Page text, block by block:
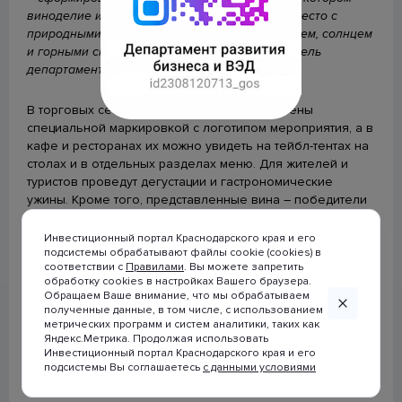
виноделие и гастрономия занимают равное место с
природными достопримечательностями – морем, солнцем
и горными склонами, – подчеркнул руководитель
департамента Роман Куринный.
В торговых сетях акционные вина обозначены
специальной маркировкой с логотипом мероприятия, а в
кафе и ресторанах их можно увидеть на тейбл-тентах на
столах и в отдельных разделах меню. Для жителей и
туристов проведут дегустации и гастрономические
ужины. Кроме того, представленные вина – победители
Акция «Дни вин Краснодарского края» продлится до 30
марта.
Всего с начала года в Краснодарском крае провели 37
винодельческих ярмарок – в Анапе, Геленджике,
Краснодаре, Новороссийске, Сочи, Усть‑Лабинском
районе и других муниципалитетах региона.
строительства (ЕИСЖС)
Календарь предоставления статистической отчетности
Будь в курсе
© 2007-2026 Инвестиционный портал
Краснодарского края
При использовании материалов
ссылка на сайт
www.investkuban.ruобязательна
Инвестиционный портал Краснодарского края и его
подсистемы обрабатывают файлы cookie (cookies) в
соответствии с Правилами. Вы можете запретить
обработку cookies в настройках Вашего браузера.
Обращаем Ваше внимание, что мы обрабатываем
полученные данные, в том числе, с использованием
метрических программ и систем аналитики, таких как
Яндекс.Метрика. Продолжая использовать
Инвестиционный портал Краснодарского края и его
подсистемы Вы соглашаетесь с данными условиями